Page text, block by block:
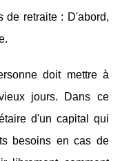
de retraite : D'abord,
doit mettre à
jours. Dans ce
d'un capital qui
besoins en cas de